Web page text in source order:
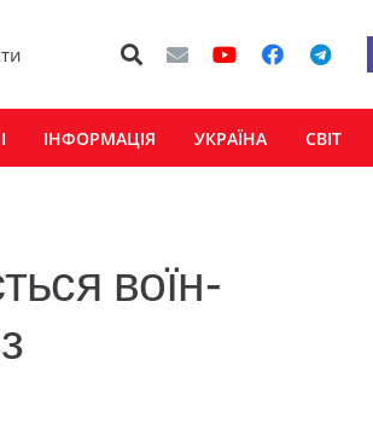
ІНФОРМАЦІЯ УКРАЇНА СВІТ
воїн-